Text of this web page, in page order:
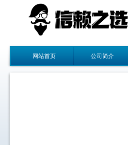
网站首页 公司简介